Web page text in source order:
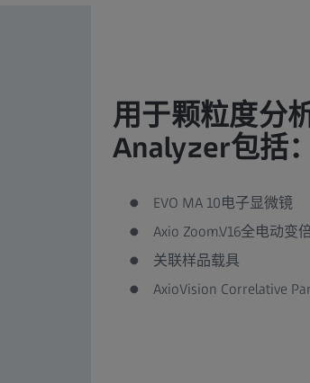
用于颗粒度分
Analyzer包括：
EVO MA 10电子显微镜
Axio Zoom.V16全电动变
关联样品载具
AxioVision Correlative